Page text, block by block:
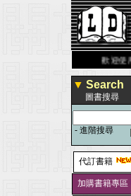
歡迎使用 國民
▼ Search
圖書搜尋
- 進階搜尋
代訂書籍
加購書籍專區